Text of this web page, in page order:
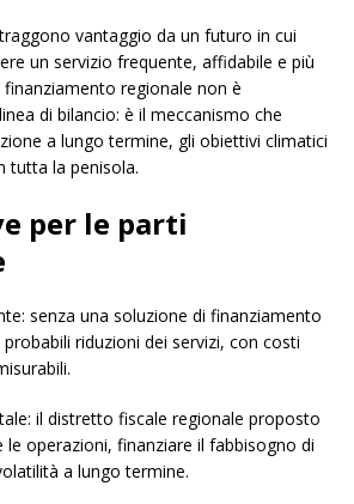
vantaggio da un futuro in cui
un servizio frequente, affidabile e più
finanziamento regionale non è
di bilancio: è il meccanismo che
a lungo termine, gli obiettivi climatici
tutta la penisola.
per le parti
senza una soluzione di finanziamento
riduzioni dei servizi, con costi
il distretto fiscale regionale proposto
le operazioni, finanziare il fabbisogno di
a lungo termine.